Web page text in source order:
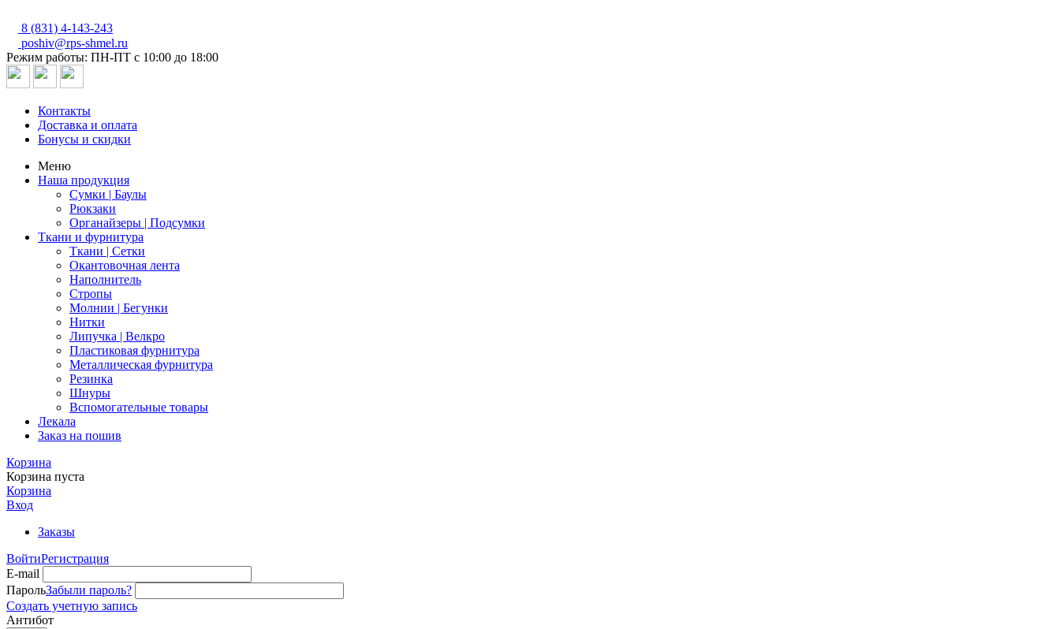
8 (831) 4-143-243
poshiv@rps-shmel.ru
Режим работы: ПН-ПТ с 10:00 до 18:00
Контакты
Доставка и оплата
Бонусы и скидки
Меню
Наша продукция
Сумки | Баулы
Рюкзаки
Органайзеры | Подсумки
Ткани и фурнитура
Ткани | Сетки
Окантовочная лента
Наполнитель
Стропы
Молнии | Бегунки
Нитки
Липучка | Велкро
Пластиковая фурнитура
Металлическая фурнитура
Резинка
Шнуры
Вспомогательные товары
Лекала
Заказ на пошив
Корзина
Корзина пуста
Корзина
Вход
Заказы
ВойтиРегистрация
E-mail
ПарольЗабыли пароль?
Создать учетную запись
Антибот